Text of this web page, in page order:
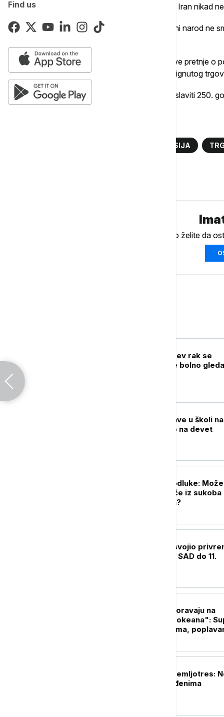
Find usDodao je da se sa Fon der Lajen složio da Iran nikad
"Složili smo se da režim koji ubija sopstveni narod ne
Fon der Lajen je u sredu odbacila Trampove pretnje o
upozorivši Vašington da se pridržava postignutog
Sjedinjene Američke Države će 4. jula proslaviti 250.
EVROPSKA KOMISIJA
Ukoliko želite da
Hanter Bajden: Očev rak se
proširio, veoma je bolno
Broj žrtava pucnjave u školi na
Tajlandu porastao na devet
Između dve loše odluke:
Tramp da se izvuče iz sukoba
Iranom pre izbora?
Američki Senat usvojio
finansiranje vlade SAD do 11.
Meteorolozi upozoravaju na
"čudovište iz dva okeana":
El Ninjo preti sušama,
Aljasku pogodio zemljotres:
izveštaja o povređenima